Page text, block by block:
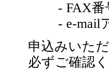
- FAX番
- e-mailア
申込みいた
必ずご確認く